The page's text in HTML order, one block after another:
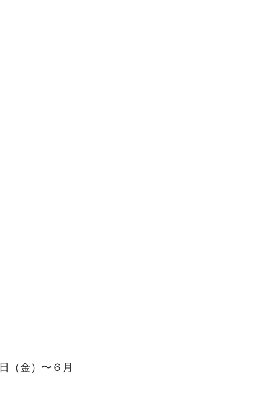
（金）〜６月